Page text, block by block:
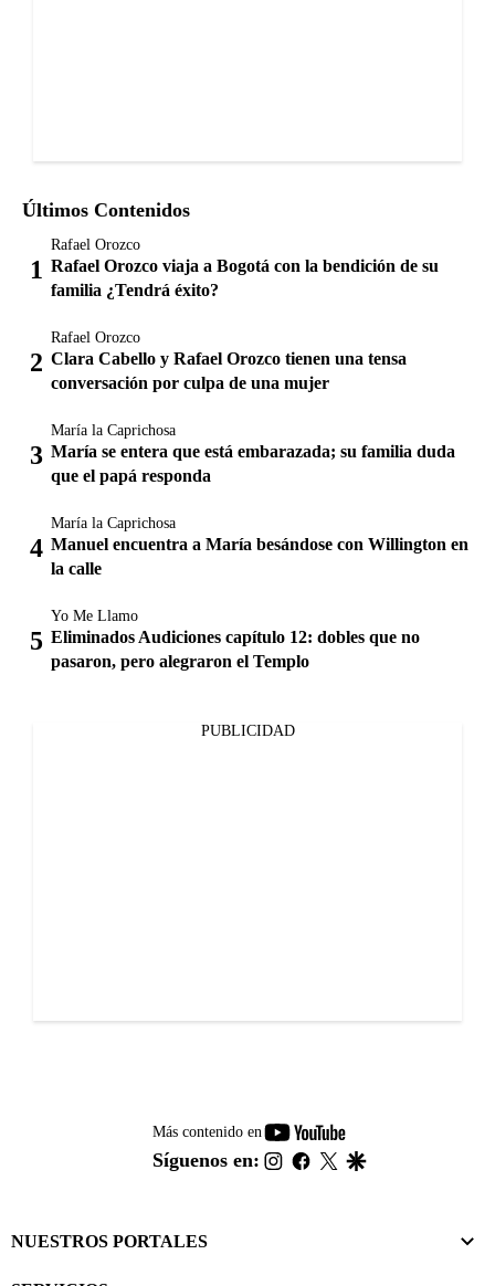
Últimos Contenidos
Rafael Orozco
Rafael Orozco viaja a Bogotá con la bendición de su
familia ¿Tendrá éxito?
Rafael Orozco
Clara Cabello y Rafael Orozco tienen una tensa
conversación por culpa de una mujer
María la Caprichosa
María se entera que está embarazada; su familia duda
que el papá responda
María la Caprichosa
Manuel encuentra a María besándose con Willington en
la calle
Yo Me Llamo
Eliminados Audiciones capítulo 12: dobles que no
pasaron, pero alegraron el Templo
PUBLICIDAD
Más contenido en
youtube-
footer
Síguenos en: instagram
facebook
twitter
NUESTROS PORTALES